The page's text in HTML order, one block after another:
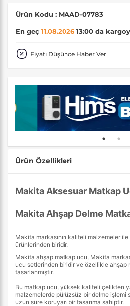
Ürün Kodu : MAAD-07783
En geç 11.08.2026 13:00 da
Fiyatı Düşünce Haber Ver
Ürün Özellikleri
Makita Aksesuar Matkap
Makita Ahşap Delme
Makita markasının kaliteli malzemeler
ürünlerinden biridir.
Makita ahşap matkap ucu, Makita
ucu setlerinden biridir ve özellikle ahşap
tasarlanmıştır.
Bu matkap ucu, yüksek kaliteli çelikten
malzemelerde pürüzsüz bir delme işlemi
uzun süre koruyan bir tasarıma sahiptir.